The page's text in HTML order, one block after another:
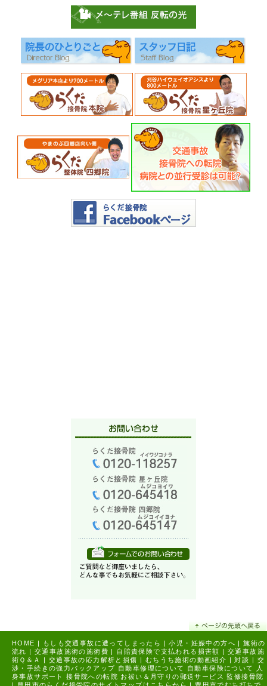
HOME | もしも交通事故に遭ってしまったら | 小児・妊娠中の方へ |
施術の
流れ | 交通事故施術の施術費 | 自賠責保険で支払われる損害額 | 交通事故施
術Ｑ＆Ａ
| 交通事故の応力解析と損傷 | むちうち施術の動画紹介 | 対談 | 交
渉・手続きの強力バックアップ 自動車修理について 自動車保険について
人
身事故サポート
接骨院への転院 お祓い＆月守りの郵送サービス
監修接骨院
|
豊田市のらくだ接骨院のサイトマップはこちらから | 豊田市でむち打ちで